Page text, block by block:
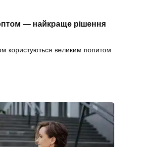
— найкраще рішення
користуються великим попитом